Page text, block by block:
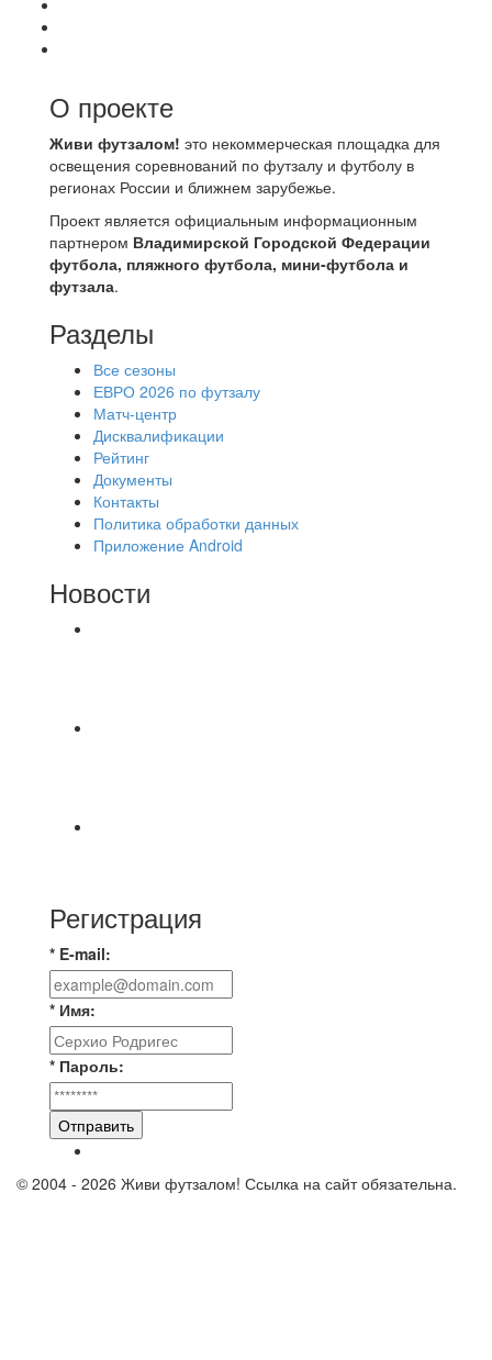
О проекте
Живи футзалом! это некоммерческая площадка для
освещения соревнований по футзалу и футболу в
регионах России и ближнем зарубежье.
Проект является официальным информационным
партнером Владимирской Городской Федерации
футбола, пляжного футбола, мини-футбола и
футзала.
Разделы
Все сезоны
ЕВРО 2026 по футзалу
Матч-центр
Дисквалификации
Рейтинг
Документы
Контакты
Политика обработки данных
Приложение Android
Новости
Регистрация
* E-mail:
* Имя:
* Пароль:
Отправить
© 2004 - 2026 Живи футзалом! Ссылка на сайт обязательна.